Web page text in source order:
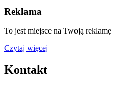
Reklama
To jest miejsce na Twoją reklamę
Czytaj więcej
Kontakt